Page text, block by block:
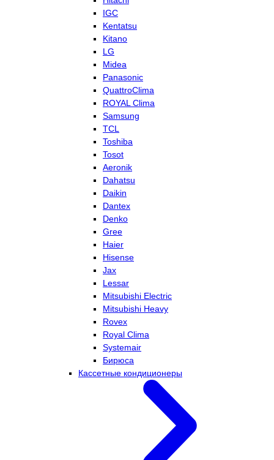
IGC
Kentatsu
Kitano
LG
Midea
Panasonic
QuattroClima
ROYAL Clima
Samsung
TCL
Toshiba
Tosot
Aeronik
Dahatsu
Daikin
Dantex
Denko
Gree
Haier
Hisense
Jax
Lessar
Mitsubishi Electric
Mitsubishi Heavy
Rovex
Royal Clima
Systemair
Бирюса
Кассетные кондиционеры